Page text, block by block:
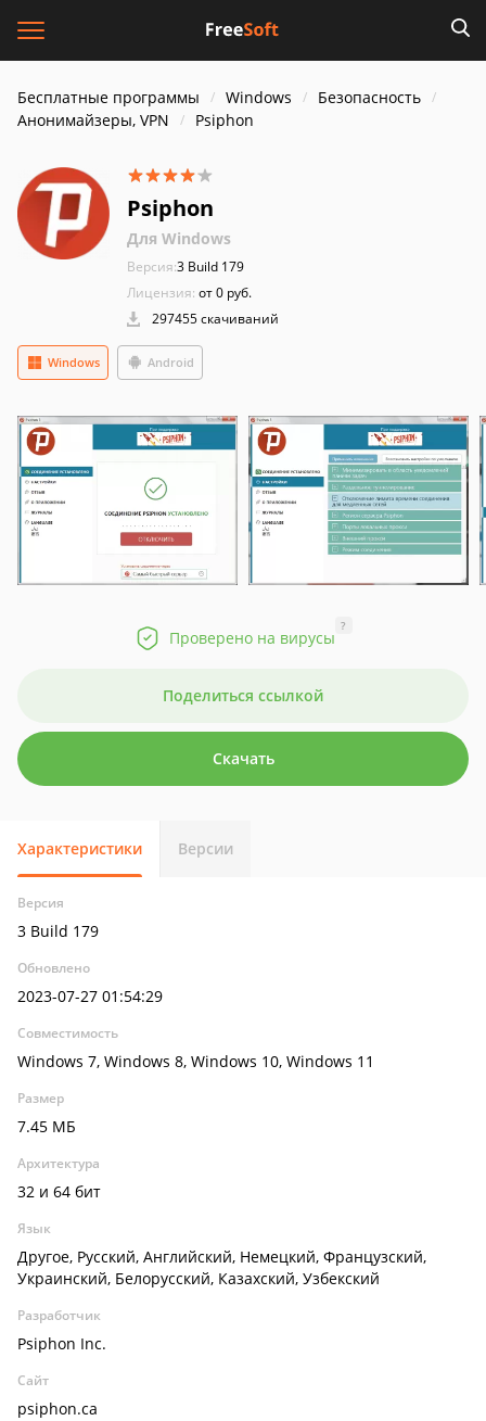
Бесплатные программы Windows
Безопасность
Анонимайзеры, VPN
Psiphon
Psiphon
Для Windows
Версия:3 Build 179
Лицензия: от 0 руб.
297455 скачиваний
Windows Android
Проверено на вирусы
?
Поделиться ссылкой
Скачать
Характеристики Версии
Версия
3 Build 179
Обновлено
2023-07-27 01:54:29
Совместимость
Windows 7, Windows 8, Windows 10, Windows 11
Размер
7.45 МБ
Архитектура
32 и 64 бит
Язык
Другое, Русский, Английский, Немецкий, Французский,
Украинский, Белорусский, Казахский, Узбекский
Разработчик
Psiphon Inc.
Сайт
psiphon.ca